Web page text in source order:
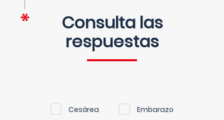
Consulta las
respuestas
Cesárea Embarazo